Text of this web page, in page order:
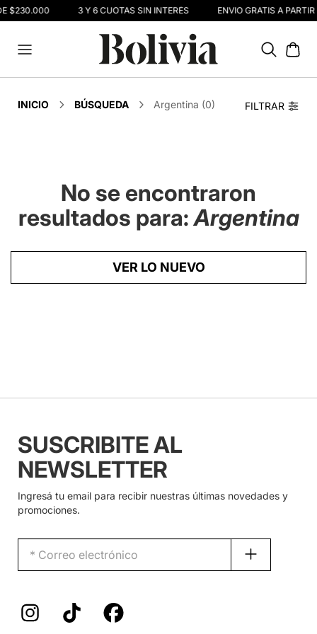
$230.000 3 Y 6 CUOTAS SIN INTERÉS ENVIO GRATIS A
FILTRAR
INICIO BÚSQUEDA Argentina (0)
No se encontraron
resultados para:Argentina
VER LO NUEVO
SUSCRIBITE AL
NEWSLETTER
Ingresá tu email para recibir nuestras últimas novedades y
promociones.